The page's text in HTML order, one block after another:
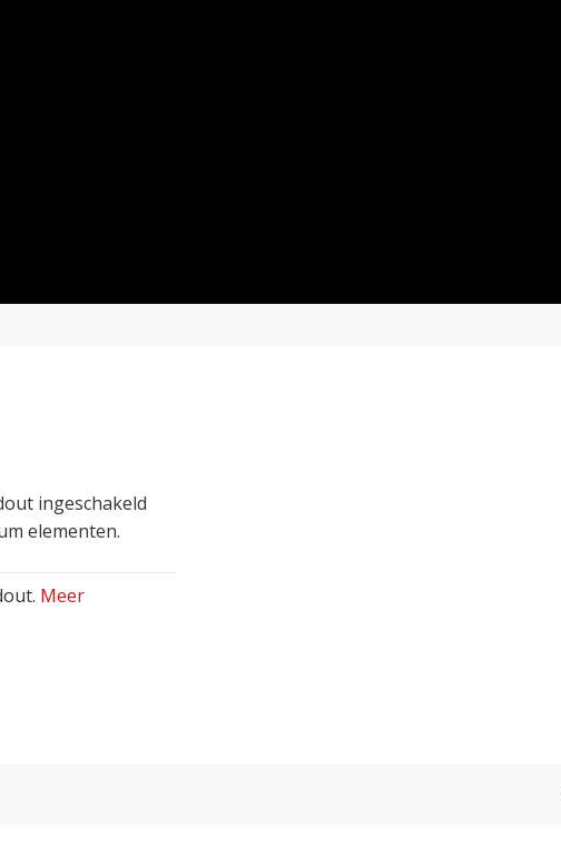
ingeschakeld
elementen.
Meer